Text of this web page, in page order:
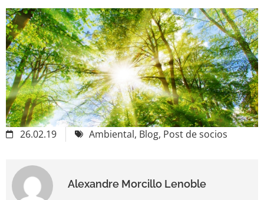
26.02.19 Ambiental, Blog, Post de socios
Alexandre Morcillo Lenoble